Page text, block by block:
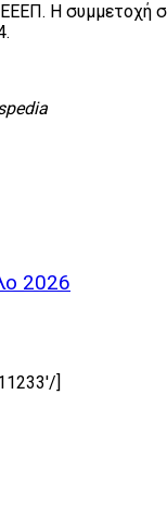
Η συμμετοχή
2026
]